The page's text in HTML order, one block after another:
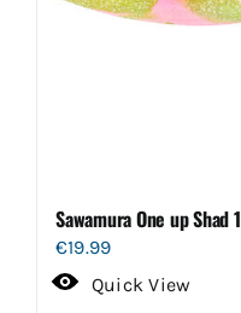
Sawamura One up Shad
€19.99
Quick View